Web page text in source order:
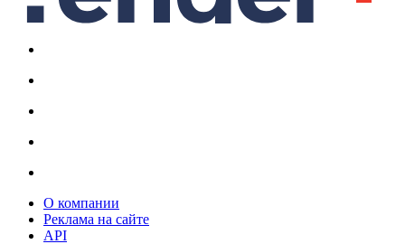
О компании
Реклама на сайте
API